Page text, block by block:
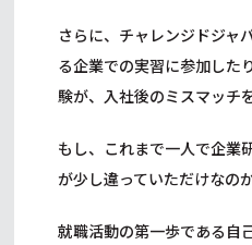
さらに、チャレンジドジャ
る企業での実習に参加した
験が、入社後のミスマッチ
もし、これまで一人で企業
が少し違っていただけなの
就職活動の第一歩である自